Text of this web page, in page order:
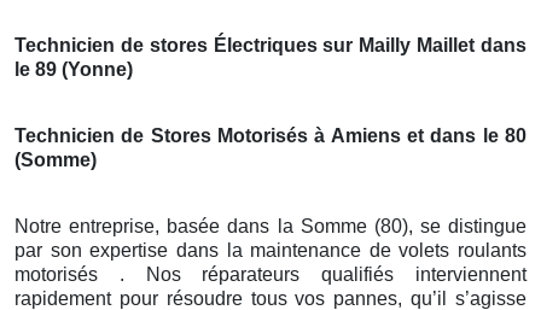
Technicien de stores Électriques sur Mailly Maillet dans
le 89 (Yonne)
Technicien de Stores Motorisés à Amiens et dans le 80
(Somme)
Notre entreprise, basée dans la Somme (80), se distingue
par son expertise dans la maintenance de volets roulants
motorisés . Nos réparateurs qualifiés interviennent
rapidement pour résoudre tous vos pannes, qu’il s’agisse